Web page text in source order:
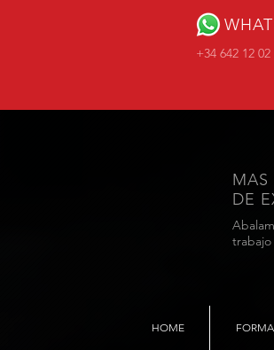
+34 642 12 02
MAS
DE
HOME